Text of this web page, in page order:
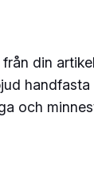
din
och